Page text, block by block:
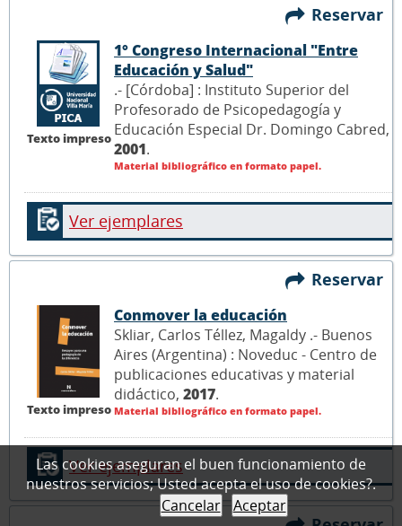
Reservar
Texto impreso
1° Congreso Internacional "Entre
Educación y Salud"
.- [Córdoba] : Instituto Superior del
Profesorado de Psicopedagogía y
Educación Especial Dr. Domingo Cabred,
2001.
Material bibliográfico en formato papel.
Ver ejemplares
Reservar
Texto impreso
Conmover la educación
Skliar, Carlos Téllez, Magaldy .- Buenos
Aires (Argentina) : Noveduc - Centro de
publicaciones educativas y material
didáctico, 2017.
Material bibliográfico en formato papel.
Ver ejemplares
Las cookies aseguran el buen funcionamiento de
nuestros servicios; Usted acepta el uso de cookies?.
Cancelar
Aceptar